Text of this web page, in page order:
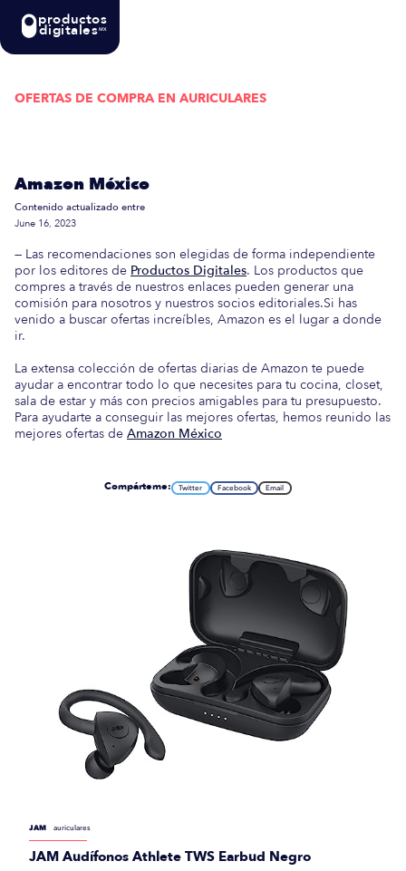
productos
digitalesMX
OFERTAS DE COMPRA EN AURICULARES
Amazon México
Contenido actualizado entre
June 16, 2023
— Las recomendaciones son elegidas de forma independiente
por los editores de Productos Digitales. Los productos que
compres a través de nuestros enlaces pueden generar una
comisión para nosotros y nuestros socios editoriales.Si has
venido a buscar ofertas increíbles, Amazon es el lugar a donde
ir.
La extensa colección de ofertas diarias de Amazon te puede
ayudar a encontrar todo lo que necesites para tu cocina, closet,
sala de estar y más con precios amigables para tu presupuesto.
Para ayudarte a conseguir las mejores ofertas, hemos reunido las
mejores ofertas de Amazon México
Compárteme: Twitter Facebook Email
JAM auriculares
JAM Audífonos Athlete TWS Earbud Negro